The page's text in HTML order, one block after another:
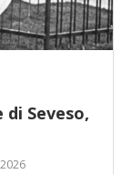
di Seveso,